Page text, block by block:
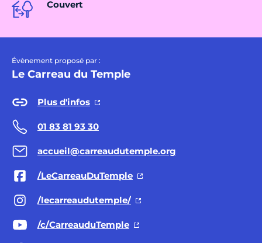
Couvert
Évènement proposé par :
Le Carreau du Temple
Plus d'infos
01 83 81 93 30
accueil@carreaudutemple.org
/LeCarreauDuTemple
/lecarreaudutemple/
/c/CarreauduTemple